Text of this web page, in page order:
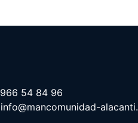
966 54 84 96
info@mancomunidad-